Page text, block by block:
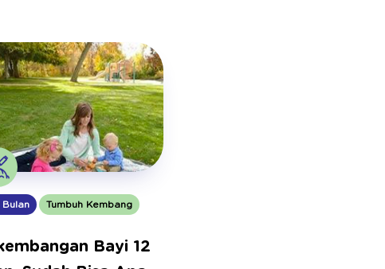
Bulan Tumbuh Kembang
Bayi 12